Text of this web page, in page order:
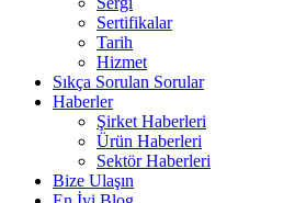
Sertifikalar
Tarih
Hizmet
Sıkça Sorulan Sorular
Haberler
Şirket Haberleri
Ürün Haberleri
Sektör Haberleri
Bize Ulaşın